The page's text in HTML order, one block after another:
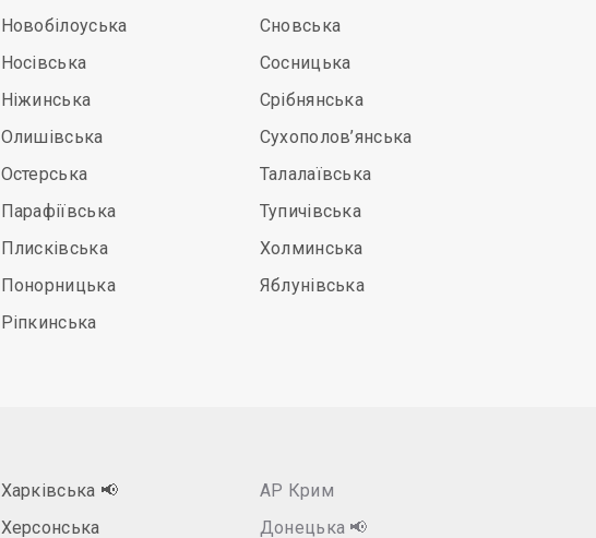
Новобілоуська
Носівська
Ніжинська
Олишівська
Остерська
Парафіївська
Плисківська
Понорницька
Ріпкинська
Сновська
Сосницька
Срібнянська
Сухополов’янська
Талалаївська
Тупичівська
Холминська
Яблунівська
Харківська 📢
Херсонська
АР Крим
Донецька 📢